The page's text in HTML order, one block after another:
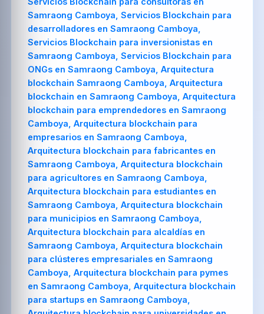
Samraong Camboya, Servicios Blockchain para
desarrolladores en Samraong Camboya,
Servicios Blockchain para inversionistas en
Samraong Camboya, Servicios Blockchain para
ONGs en Samraong Camboya, Arquitectura
blockchain Samraong Camboya, Arquitectura
blockchain en Samraong Camboya, Arquitectura
blockchain para emprendedores en Samraong
Camboya, Arquitectura blockchain para
empresarios en Samraong Camboya,
Arquitectura blockchain para fabricantes en
Samraong Camboya, Arquitectura blockchain
para agricultores en Samraong Camboya,
Arquitectura blockchain para estudiantes en
Samraong Camboya, Arquitectura blockchain
para municipios en Samraong Camboya,
Arquitectura blockchain para alcaldías en
Samraong Camboya, Arquitectura blockchain
para clústeres empresariales en Samraong
Camboya, Arquitectura blockchain para pymes
en Samraong Camboya, Arquitectura blockchain
para startups en Samraong Camboya,